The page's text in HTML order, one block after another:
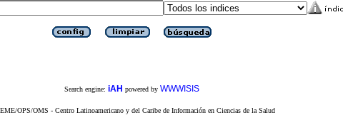
Search engine: iAH powered by WWWISIS
OPS/OMS - Centro Latinoamericano y del Caribe de Información en Ciencias de la Salud